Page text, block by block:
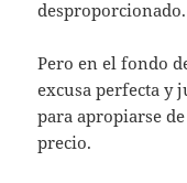
desproporcionado.
Pero en el fondo
excusa perfecta y
para apropiarse
precio.